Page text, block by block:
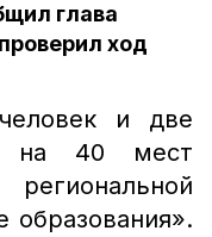
глава
ход
и две
на 40 мест
образования».